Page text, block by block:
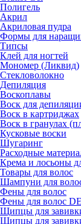
Полигель
Акрил
Акриловая пудра
Формы для
Типсы
Клей для ногтей
Мономер (Ликвид)
Стекловолокно
Депиляция
Воскоплавы
Воск для
Воск в картриджах
Воск в гранулах
Кусковые воски
Шугаринг
Расходные
Крема и лосьоны
Товары для волос
Шампуни для
Фены для волос
Фены для волос
Щипцы для
Щипцы для